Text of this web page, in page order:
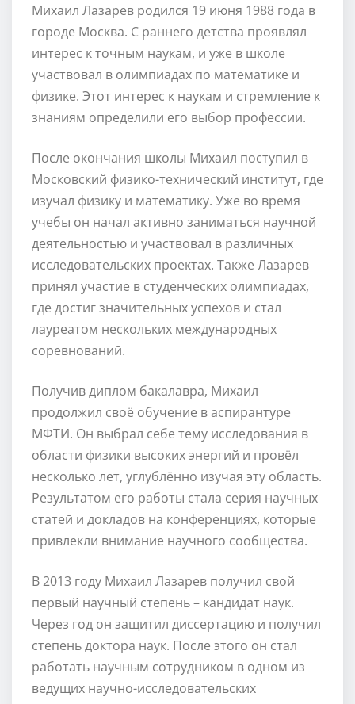
Михаил Лазарев родился 19 июня 1988 года в
городе Москва. С раннего детства проявлял
интерес к точным наукам, и уже в школе
участвовал в олимпиадах по математике и
физике. Этот интерес к наукам и стремление к
знаниям определили его выбор профессии.
После окончания школы Михаил поступил в
Московский физико-технический институт, где
изучал физику и математику. Уже во время
учебы он начал активно заниматься научной
деятельностью и участвовал в различных
исследовательских проектах. Также Лазарев
принял участие в студенческих олимпиадах,
где достиг значительных успехов и стал
лауреатом нескольких международных
соревнований.
Получив диплом бакалавра, Михаил
продолжил своё обучение в аспирантуре
МФТИ. Он выбрал себе тему исследования в
области физики высоких энергий и провёл
несколько лет, углублённо изучая эту область.
Результатом его работы стала серия научных
статей и докладов на конференциях, которые
привлекли внимание научного сообщества.
В 2013 году Михаил Лазарев получил свой
первый научный степень – кандидат наук.
Через год он защитил диссертацию и получил
степень доктора наук. После этого он стал
работать научным сотрудником в одном из
ведущих научно-исследовательских